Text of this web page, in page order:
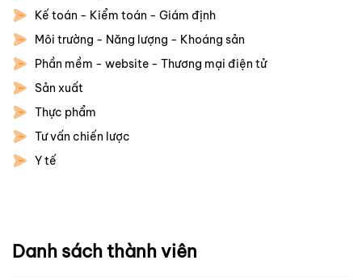
Kế toán - Kiểm toán - Giám định
Môi trường - Năng lượng - Khoáng sản
Phần mềm - website - Thương mại điện tử
Sản xuất
Thực phẩm
Tư vấn chiến lược
Y tế
Danh sách thành viên